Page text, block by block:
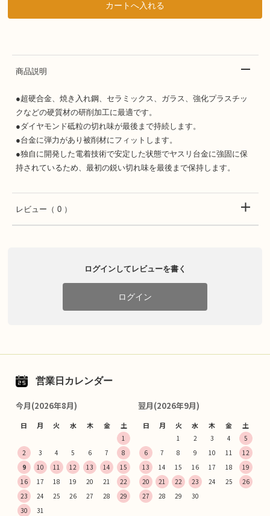
商品説明
●超硬合金、焼き入れ鋼、セラミックス、ガラス、強化プラスチッ
クなどの硬質材の研削加工に最適です。
●ダイヤモンド砥粒の切れ味が最後まで持続します。
●台金に弾力があり被削材にフィットします。
●独自に開発した電着技術で安定した状態でヤスリ台金に強固に保
持されているため、最初の鋭い切れ味を最後まで保持します。
レビュー （ 0 ）
ログインしてレビューを書く
ログイン
営業日カレンダー
今月(2026年8月)
日 月 火 水 木 金 土
1
2
3 4 5 6 7
8
9
10 11 12 13 14
15
16
17 18 19 20 21
22
23
24 25 26 27 28
29
30
31
翌月(2026年9月)
日 月 火 水 木 金 土
1 2 3 4
5
6
7 8 9 10 11
12
13
14 15 16 17 18
19
20
21 22 23 24 25
26
27
28 29 30